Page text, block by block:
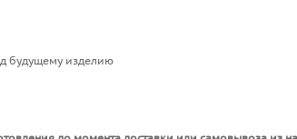
будущему изделию